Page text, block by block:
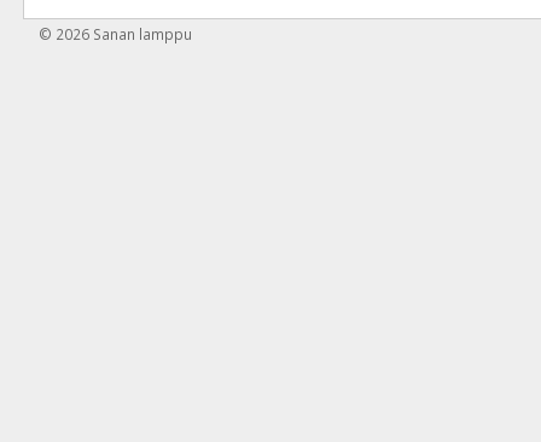
© 2026 Sanan lamppu